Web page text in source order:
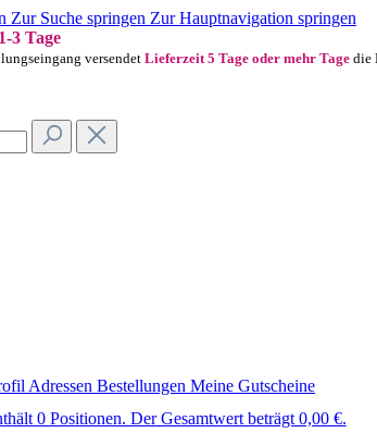
Zur Suche springen Zur Hauptnavigation springen
3 Tage
versendet Lieferzeit 5 Tage oder mehr Tage die
Adressen Bestellungen Meine Gutscheine
0 Positionen. Der Gesamtwert beträgt 0,00 €.